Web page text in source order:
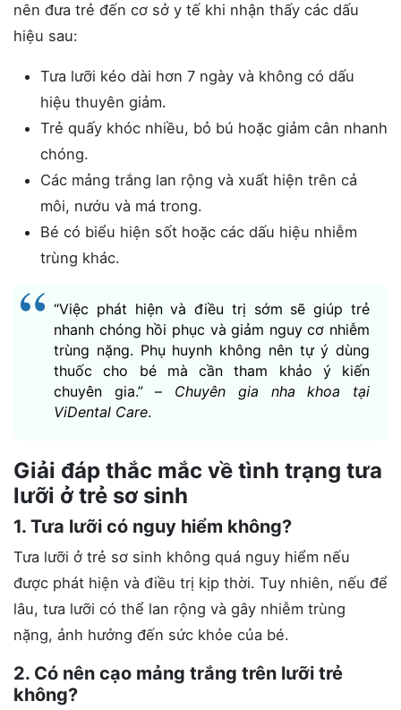
nên đưa trẻ đến cơ sở y tế khi nhận thấy các dấu
hiệu sau:
Tưa lưỡi kéo dài hơn 7 ngày và không có dấu
hiệu thuyên giảm.
Trẻ quấy khóc nhiều, bỏ bú hoặc giảm cân nhanh
chóng.
Các mảng trắng lan rộng và xuất hiện trên cả
môi, nướu và má trong.
Bé có biểu hiện sốt hoặc các dấu hiệu nhiễm
trùng khác.
“Việc phát hiện và điều trị sớm sẽ giúp trẻ
nhanh chóng hồi phục và giảm nguy cơ nhiễm
trùng nặng. Phụ huynh không nên tự ý dùng
thuốc cho bé mà cần tham khảo ý kiến
chuyên gia.” – Chuyên gia nha khoa tại
ViDental Care.
Giải đáp thắc mắc về tình trạng tưa
lưỡi ở trẻ sơ sinh
1. Tưa lưỡi có nguy hiểm không?
Tưa lưỡi ở trẻ sơ sinh không quá nguy hiểm nếu
được phát hiện và điều trị kịp thời. Tuy nhiên, nếu để
lâu, tưa lưỡi có thể lan rộng và gây nhiễm trùng
nặng, ảnh hưởng đến sức khỏe của bé.
2. Có nên cạo mảng trắng trên lưỡi trẻ
không?